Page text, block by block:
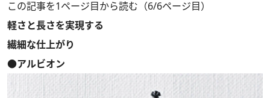
この記事を1ページ目から読む（6/6ページ目）
軽さと長さを実現する
繊細な仕上がり
●アルビオン